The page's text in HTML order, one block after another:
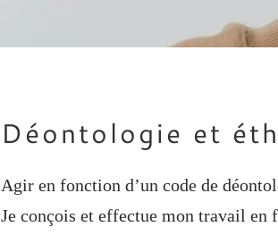
Déontologie et
Agir en fonction d’un code de
Je conçois et effectue mon travail en